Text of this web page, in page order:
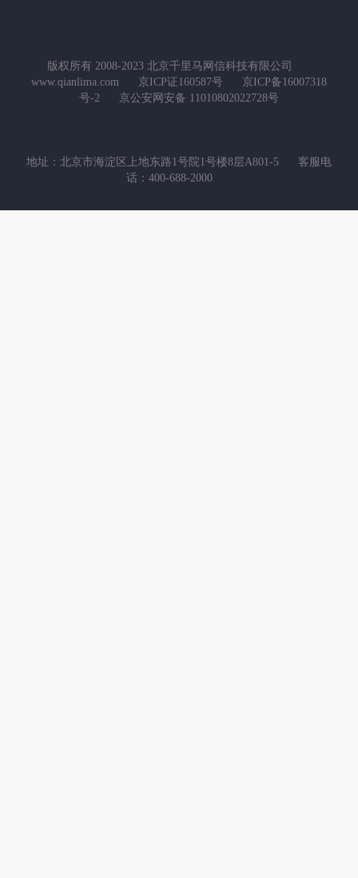
版权所有 2008-2023 北京千里马网信科技有限公司
www.qianlima.com
京ICP证160587号
京ICP备16007318
号-2
京公安网安备 11010802022728号
地址：北京市海淀区上地东路1号院1号楼8层A801-5
客服电
话：400-688-2000